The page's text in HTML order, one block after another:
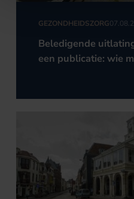
GEZONDHEIDSZORG
Beledigende
een publicatie: wie